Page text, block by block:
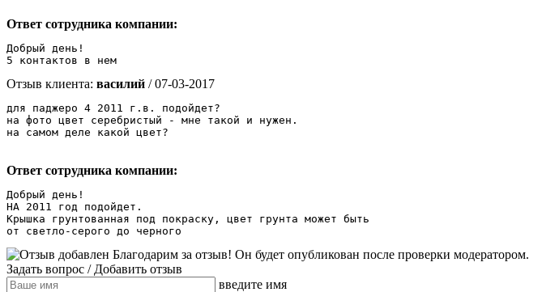
Ответ сотрудника компании:
Добрый день!
5 контактов в нем
Отзыв клиента: василий / 07-03-2017
для паджеро 4 2011 г.в. подойдет?
на фото цвет серебристый - мне такой и нужен.
на самом деле какой цвет?
Ответ сотрудника компании:
Добрый день!
НА 2011 год подойдет.
Крышка грунтованная под покраску, цвет грунта может быть
от светло-серого до черного
Благодарим за отзыв! Он будет опубликован после проверки модератором.
Задать вопрос / Добавить отзыв
введите имя